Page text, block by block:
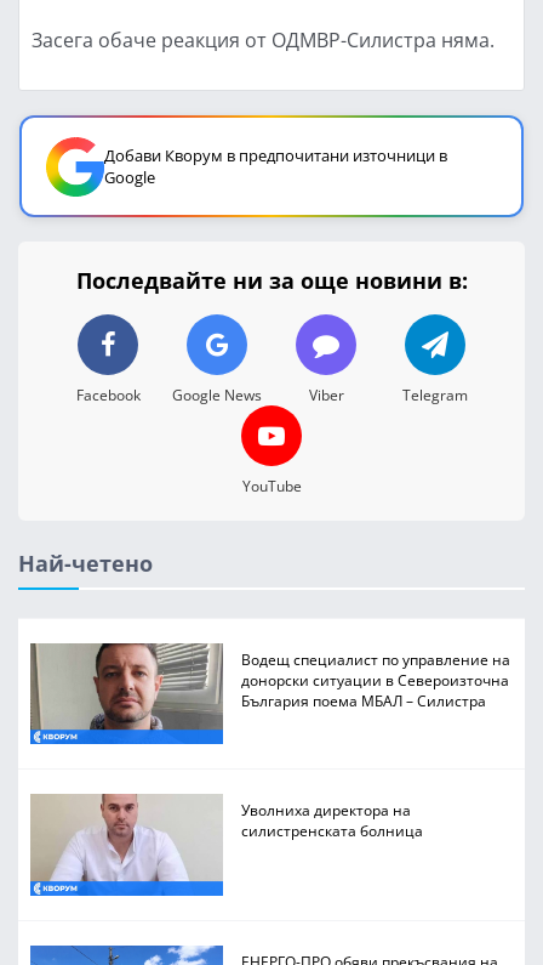
Засега обаче реакция от ОДМВР-Силистра няма.
Добави Кворум в предпочитани източници в
Google
Последвайте ни за още новини в:
Facebook Google News Viber Telegram
YouTube
Най-четено
Водещ специалист по управление на
донорски ситуации в Североизточна
България поема МБАЛ – Силистра
Уволниха директора на
силистренската болница
ЕНЕРГО-ПРО обяви прекъсвания на